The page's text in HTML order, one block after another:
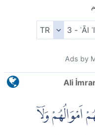
Ads by
Ali
اَمْوَالُهُمْ وَلَآ